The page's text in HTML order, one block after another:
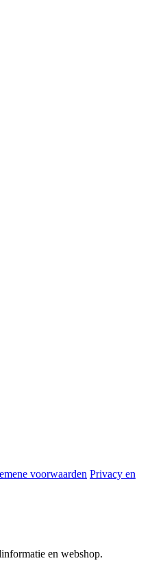
voorwaarden Privacy en
en webshop.